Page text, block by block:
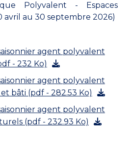
Polyvalent - Espaces
avril au 30 septembre 2026)
agent polyvalent
- 232 Ko)
agent polyvalent
bâti (pdf - 282.53 Ko)
agent polyvalent
(pdf - 232.93 Ko)